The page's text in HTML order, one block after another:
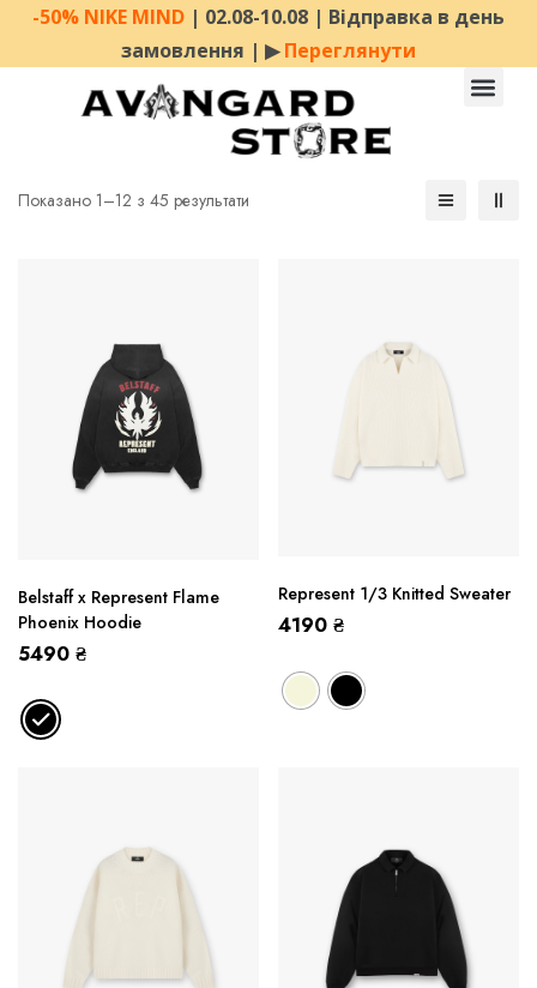
-50% NIKE MIND | 02.08-10.08 | Відправка в день
замовлення | ▶︎Переглянути
Показано 1–12 з 45 результати
Belstaff x Represent Flame
Phoenix Hoodie
5490 ₴
Represent 1/3 Knitted Sweater
4190 ₴